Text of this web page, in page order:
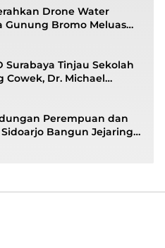
Drone Water
Gunung Bromo Meluas
Surabaya Tinjau Sekolah
Cowek, Dr. Michael
Karakter
Perempuan dan
Sidoarjo Bangun Jejaring